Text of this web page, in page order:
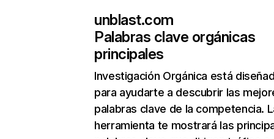
unblast.com
Palabras clave orgánicas
principales
Investigación Orgánica está
para ayudarte a descubrir las
palabras clave de la competencia.
herramienta te mostrará las